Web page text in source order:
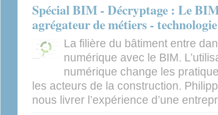
Spécial BIM - Décryptage : Le
agrégateur de métiers -
La filière du bâtiment entre
numérique avec le BIM.
numérique change les
les acteurs de la construction.
nous livrer l’expérience d’une